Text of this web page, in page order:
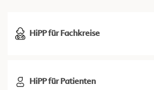
HiPP für Fachkreise
HiPP für Patienten